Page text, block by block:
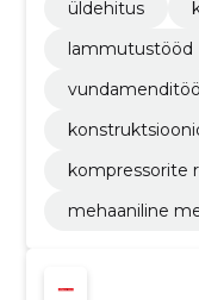
üldehitus
lammutustööd
kompressorite
mehaaniline